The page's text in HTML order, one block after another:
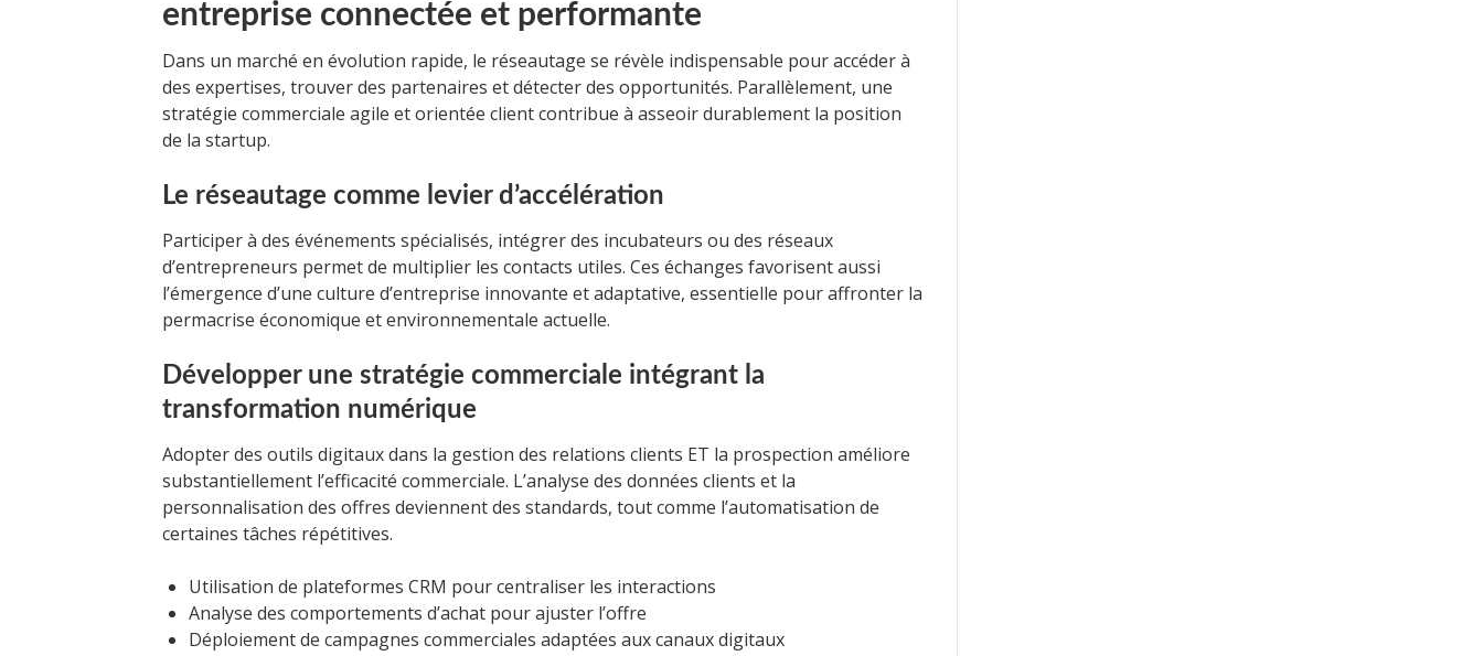
entreprise connectée et performante
Dans un marché en évolution rapide, le réseautage se révèle indispensable pour accéder à
des expertises, trouver des partenaires et détecter des opportunités. Parallèlement, une
stratégie commerciale agile et orientée client contribue à asseoir durablement la position
de la startup.
Le réseautage comme levier d’accélération
Participer à des événements spécialisés, intégrer des incubateurs ou des réseaux
d’entrepreneurs permet de multiplier les contacts utiles. Ces échanges favorisent aussi
l’émergence d’une culture d’entreprise innovante et adaptative, essentielle pour affronter la
permacrise économique et environnementale actuelle.
Développer une stratégie commerciale intégrant la
transformation numérique
Adopter des outils digitaux dans la gestion des relations clients ET la prospection améliore
substantiellement l’efficacité commerciale. L’analyse des données clients et la
personnalisation des offres deviennent des standards, tout comme l’automatisation de
certaines tâches répétitives.
Utilisation de plateformes CRM pour centraliser les interactions
Analyse des comportements d’achat pour ajuster l’offre
Déploiement de campagnes commerciales adaptées aux canaux digitaux